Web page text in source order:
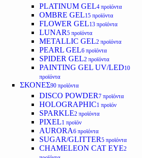
PLATINUM GEL4 προϊόντα
OMBRE GEL15 προϊόντα
FLOWER GEL13 προϊόντα
LUNAR5 προϊόντα
METALLIC GEL2 προϊόντα
PEARL GEL6 προϊόντα
SPIDER GEL2 προϊόντα
PAINTING GEL UV/LED10
προϊόντα
ΣΚΟΝΕΣ90 προϊόντα
DISCO POWDER7 προϊόντα
HOLOGRAPHIC1 προϊόν
SPARKLE2 προϊόντα
PIXEL1 προϊόν
AURORA6 προϊόντα
SUGAR/GLITTER5 προϊόντα
CHAMELEON CAT EYE2